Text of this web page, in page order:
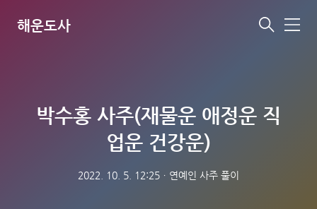
해운도사
메
박수홍 사주(재물운 애정운 직
업운 건강운)
2022. 10. 5. 12:25 ㆍ 연예인 사주 풀이